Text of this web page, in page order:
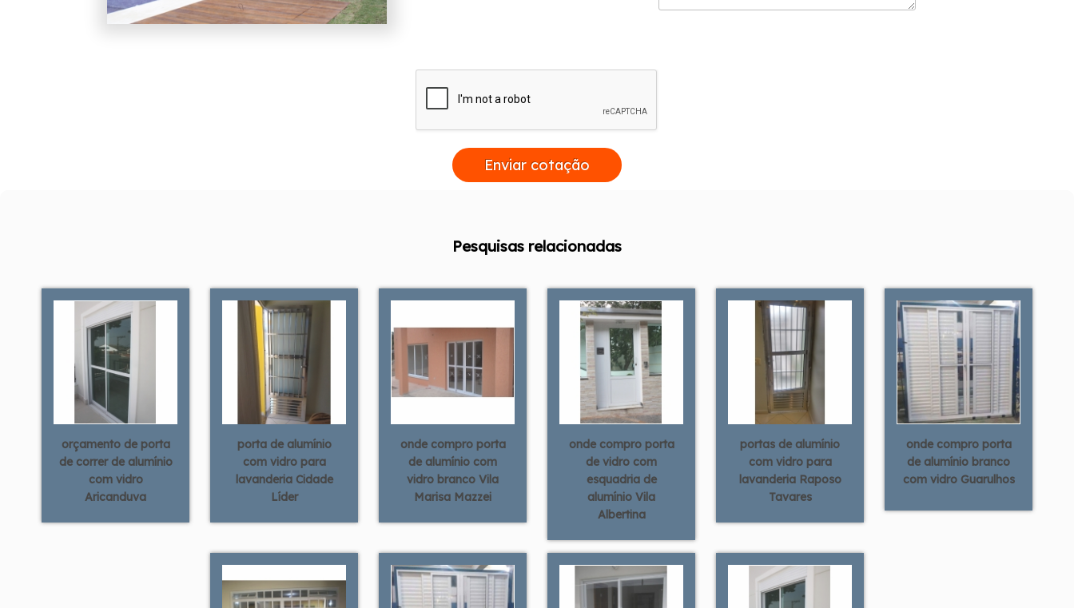
Enviar cotação
Pesquisas relacionadas
orçamento de porta
de correr de alumínio
com vidro
Aricanduva
porta de alumínio
com vidro para
lavanderia Cidade
Líder
onde compro porta
de alumínio com
vidro branco Vila
Marisa Mazzei
onde compro porta
de vidro com
esquadria de
alumínio Vila
Albertina
portas de alumínio
com vidro para
lavanderia Raposo
Tavares
onde compro porta
de alumínio branco
com vidro Guarulhos